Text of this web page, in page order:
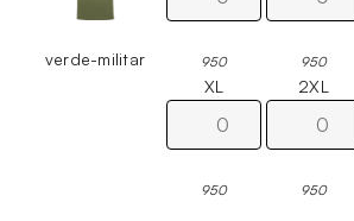
verde-militar 950 950
XL
950
2XL
950